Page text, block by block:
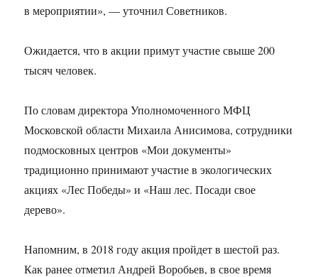
в мероприятии», — уточнил Советников.
Ожидается, что в акции примут участие свыше 200
тысяч человек.
По словам директора Уполномоченного МФЦ
Московской области Михаила Анисимова, сотрудники
подмосковных центров «Мои документы»
традиционно принимают участие в экологических
акциях «Лес Победы» и «Наш лес. Посади свое
дерево».
Напомним, в 2018 году акция пройдет в шестой раз.
Как ранее отметил Андрей Воробьев, в свое время